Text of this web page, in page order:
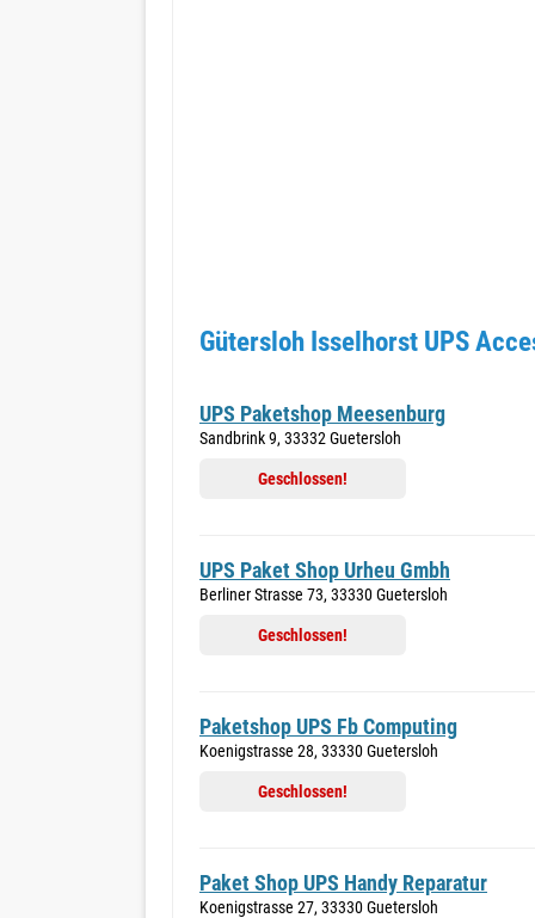
Gütersloh Isselhorst UPS
UPS Paketshop Meesenburg
Sandbrink 9, 33332 Guetersloh
Geschlossen!
UPS Paket Shop Urheu Gmbh
Berliner Strasse 73, 33330 Guetersloh
Geschlossen!
Paketshop UPS Fb Computing
Koenigstrasse 28, 33330 Guetersloh
Geschlossen!
Paket Shop UPS Handy Reparatur
Koenigstrasse 27, 33330 Guetersloh